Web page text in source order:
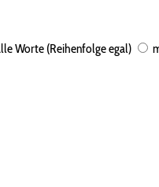
Worte (Reihenfolge egal)